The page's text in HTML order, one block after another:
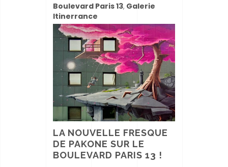
Boulevard Paris 13, Galerie
Itinerrance
LA NOUVELLE FRESQUE
DE PAKONE SUR LE
BOULEVARD PARIS 13 !